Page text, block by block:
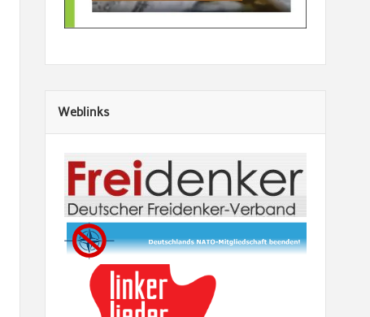
Weblinks